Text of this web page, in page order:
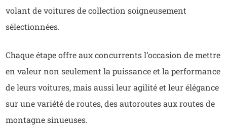
volant de voitures de collection soigneusement
sélectionnées.
Chaque étape offre aux concurrents l’occasion de mettre
en valeur non seulement la puissance et la performance
de leurs voitures, mais aussi leur agilité et leur élégance
sur une variété de routes, des autoroutes aux routes de
montagne sinueuses.